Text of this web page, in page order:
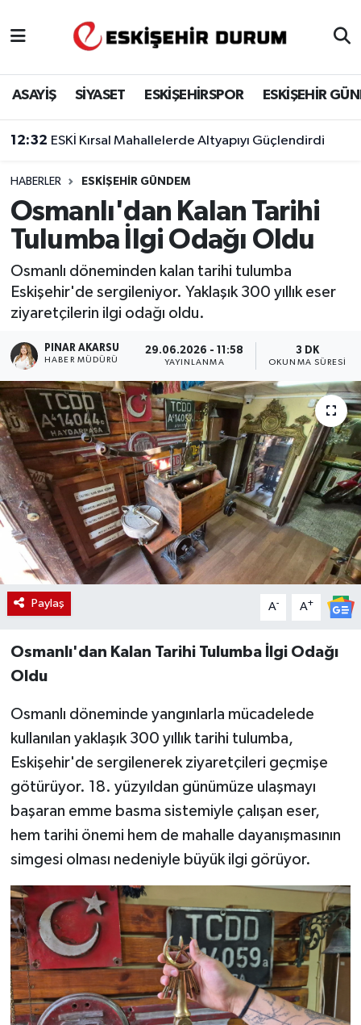
ASAYİŞ SİYASET ESKİŞEHİRSPOR ESKİŞEHİR
12:32 ESKİ Kırsal Mahallelerde Altyapıyı Güçlendirdi
HABERLER ESKIŞEHIR GÜNDEM
Osmanlı'dan Kalan Tarihi
Tulumba İlgi Odağı Oldu
Osmanlı döneminden kalan tarihi tulumba
Eskişehir'de sergileniyor. Yaklaşık 300 yıllık eser
ziyaretçilerin ilgi odağı oldu.
PINAR AKARSU
HABER MÜDÜRÜ
29.06.2026 - 11:58
YAYINLANMA
3 DK
OKUNMA SÜRESI
Paylaş A- A+
Osmanlı'dan Kalan Tarihi Tulumba İlgi Odağı
Oldu
Osmanlı döneminde yangınlarla mücadelede
kullanılan yaklaşık 300 yıllık tarihi tulumba,
Eskişehir'de sergilenerek ziyaretçileri geçmişe
götürüyor. 18. yüzyıldan günümüze ulaşmayı
başaran emme basma sistemiyle çalışan eser,
hem tarihi önemi hem de mahalle dayanışmasının
simgesi olması nedeniyle büyük ilgi görüyor.
Eskişehir Hava Durumu
Eskişehir Namaz Vakitleri
Eskişehir Trafik Yoğunluk Haritası
Süper Lig Puan Durumu ve Fikstür
Tüm Manşetler
Son Dakika Haberleri
Haber Arşivi